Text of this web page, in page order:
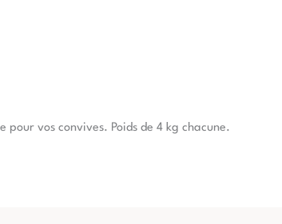
vos convives. Poids de 4 kg chacune.